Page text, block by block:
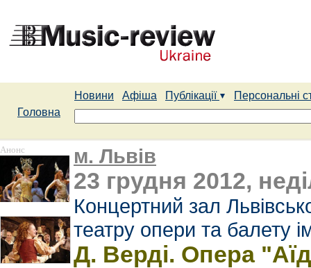
Новини Афіша Публікації
Персональні
Головна
Анонс м. Львів
23 грудня 2012,
Концертний зал
театру опери та балету
Д. Верді. Опера